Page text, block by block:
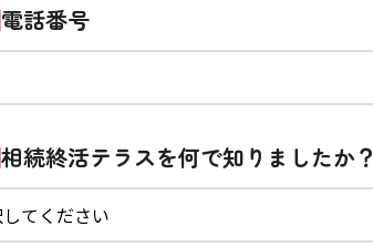
電話番号
相続終活テラスを何で知りましたか？